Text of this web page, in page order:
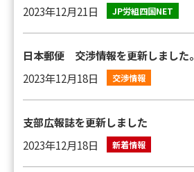
2023年12月21日
JP労組四国NET
日本郵便 交渉情報を更新しました。
2023年12月18日
交渉情報
支部広報誌を更新しました
2023年12月18日
新着情報